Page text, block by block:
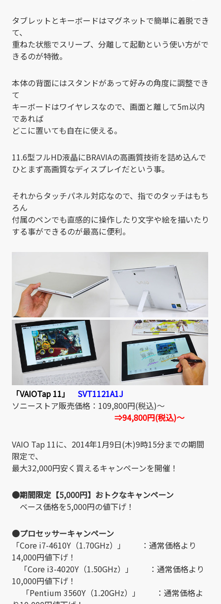
タブレットとキーボードはマグネットで簡単に着脱でき
て、
重ねた状態でスリープ、分離して起動という使い方がで
きるのが特徴。
本体の背面にはスタンドがあって好みの角度に調整でき
て
キーボードはワイヤレスなので、画面と離して5m以内
であれば
どこに置いても自在に使える。
11.6型フルHD液晶にBRAVIAの高画質技術を詰め込んで
ひとまず高画質なディスプレイだという事。
それからタッチパネル対応なので、指でのタッチはもち
ろん
付属のペンでも直感的に操作したり文字や絵を描いたり
する事ができるのが最高に便利。
「VAIOTap 11」
SVT1121A1J
ソニーストア販売価格：109,800円(税込)～
⇒94,800円(税込)～
VAIO Tap 11に、2014年1月9日(木)9時15分までの期間
限定で、
最大32,000円安く買えるキャンペーンを開催！
●期間限定【5,000円】おトクなキャンペーン
ベース価格を5,000円の値下げ！
●プロセッサーキャンペーン
「Core i7-4610Y（1.70GHz）」 ：通常価格より
14,000円値下げ！
「Core i3-4020Y（1.50GHz）」 ：通常価格より
10,000円値下げ！
「Pentium 3560Y（1.20GHz）」 ：通常価格よ